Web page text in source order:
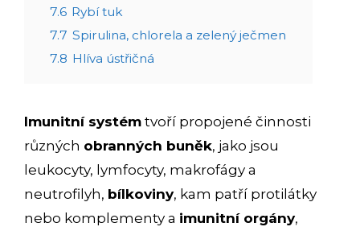
7.6 Rybí tuk
7.7 Spirulina, chlorela a zelený ječmen
7.8 Hlíva ústřičná
Imunitní systém tvoří propojené činnosti
různých obranných buněk, jako jsou
leukocyty, lymfocyty, makrofágy a
neutrofilyh, bílkoviny, kam patří protilátky
nebo komplementy a imunitní orgány,